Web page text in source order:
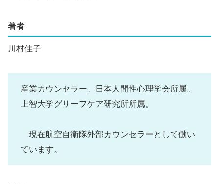
著者
川村佳子
産業カウンセラー。日本人間性心理学会所属。
上智大学グリーフケア研究所所属。
現在航空自衛隊外部カウンセラーとして働い
ています。